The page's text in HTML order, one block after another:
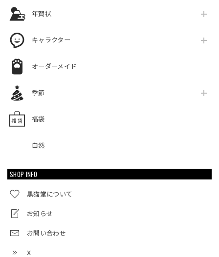
年賀状
キャラクター
オーダーメイド
季節
福袋
自然
SHOP INFO
黒猫堂について
お知らせ
お問い合わせ
X